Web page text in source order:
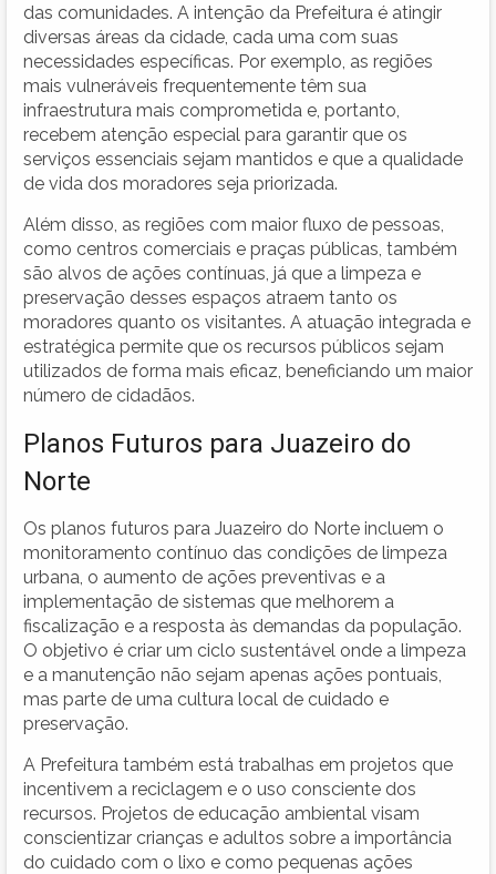
das comunidades. A intenção da Prefeitura é atingir
diversas áreas da cidade, cada uma com suas
necessidades específicas. Por exemplo, as regiões
mais vulneráveis frequentemente têm sua
infraestrutura mais comprometida e, portanto,
recebem atenção especial para garantir que os
serviços essenciais sejam mantidos e que a qualidade
de vida dos moradores seja priorizada.
Além disso, as regiões com maior fluxo de pessoas,
como centros comerciais e praças públicas, também
são alvos de ações contínuas, já que a limpeza e
preservação desses espaços atraem tanto os
moradores quanto os visitantes. A atuação integrada e
estratégica permite que os recursos públicos sejam
utilizados de forma mais eficaz, beneficiando um maior
número de cidadãos.
Planos Futuros para Juazeiro do
Norte
Os planos futuros para Juazeiro do Norte incluem o
monitoramento contínuo das condições de limpeza
urbana, o aumento de ações preventivas e a
implementação de sistemas que melhorem a
fiscalização e a resposta às demandas da população.
O objetivo é criar um ciclo sustentável onde a limpeza
e a manutenção não sejam apenas ações pontuais,
mas parte de uma cultura local de cuidado e
preservação.
A Prefeitura também está trabalhas em projetos que
incentivem a reciclagem e o uso consciente dos
recursos. Projetos de educação ambiental visam
conscientizar crianças e adultos sobre a importância
do cuidado com o lixo e como pequenas ações